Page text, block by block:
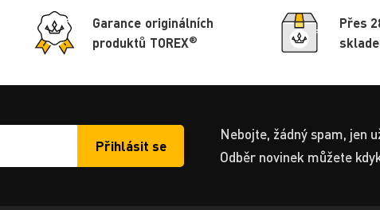
Garance originálních
produktů TOREX®
Přes
Přihlásit se
Nebojte, žádný spam, jen
Odběr novinek můžete